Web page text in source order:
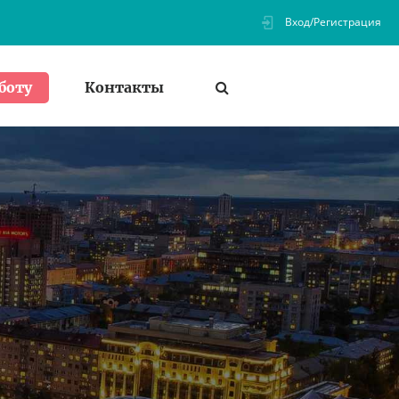
Вход/Регистрация
Контакты